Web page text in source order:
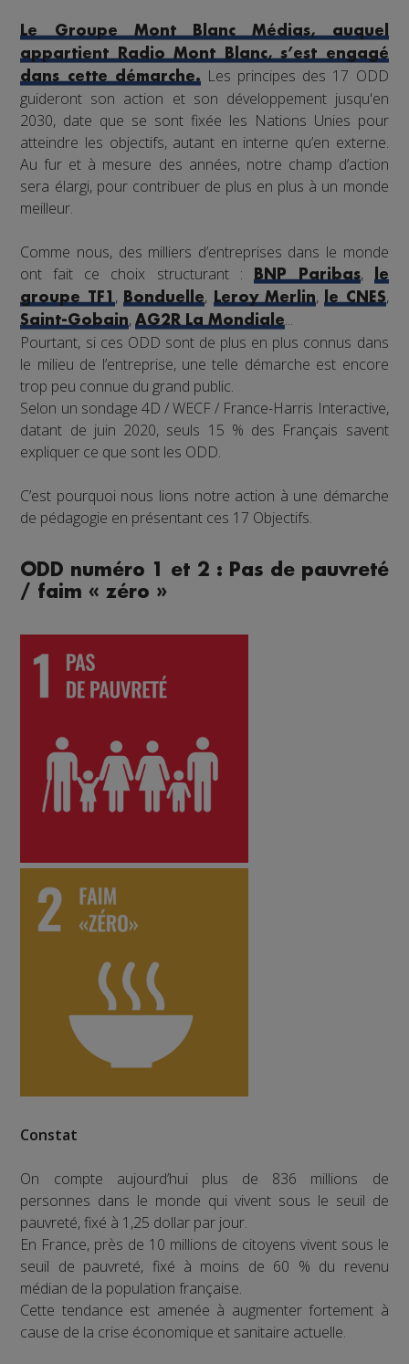
Le Groupe Mont Blanc Médias, auquel
appartient Radio Mont Blanc, s’est engagé
dans cette démarche.Les principes des 17 ODD
guideront son action et son développement jusqu'en
2030, date que se sont fixée les Nations Unies pour
atteindre les objectifs, autant en interne qu’en externe.
Au fur et à mesure des années, notre champ d’action
sera élargi, pour contribuer de plus en plus à un monde
meilleur.
Comme nous, des milliers d’entreprises dans le monde
ont fait ce choix structurant :
BNP Paribas,
le
groupe TF1 , Bonduelle, Leroy Merlin, le CNES,
Saint-Gobain,AG2R La Mondiale...
Pourtant, si ces ODD sont de plus en plus connus dans
le milieu de l’entreprise, une telle démarche est encore
trop peu connue du grand public.
Selon un sondage 4D / WECF / France-Harris Interactive,
datant de juin 2020, seuls 15 % des Français savent
expliquer ce que sont les ODD.
C’est pourquoi nous lions notre action à une démarche
de pédagogie en présentant ces 17 Objectifs.
ODD numéro 1 et 2 : Pas de pauvreté
/ faim « zéro »
Constat
On compte aujourd’hui plus de 836 millions de
personnes dans le monde qui vivent sous le seuil de
pauvreté, fixé à 1,25 dollar par jour.
En France, près de 10 millions de citoyens vivent sous le
seuil de pauvreté, fixé à moins de 60 % du revenu
médian de la population française.
Cette tendance est amenée à augmenter fortement à
cause de la crise économique et sanitaire actuelle.